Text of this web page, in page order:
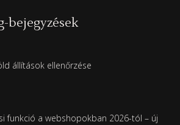
bejegyzések
állítások ellenőrzése
funkció a webshopokban 2026-tól – új